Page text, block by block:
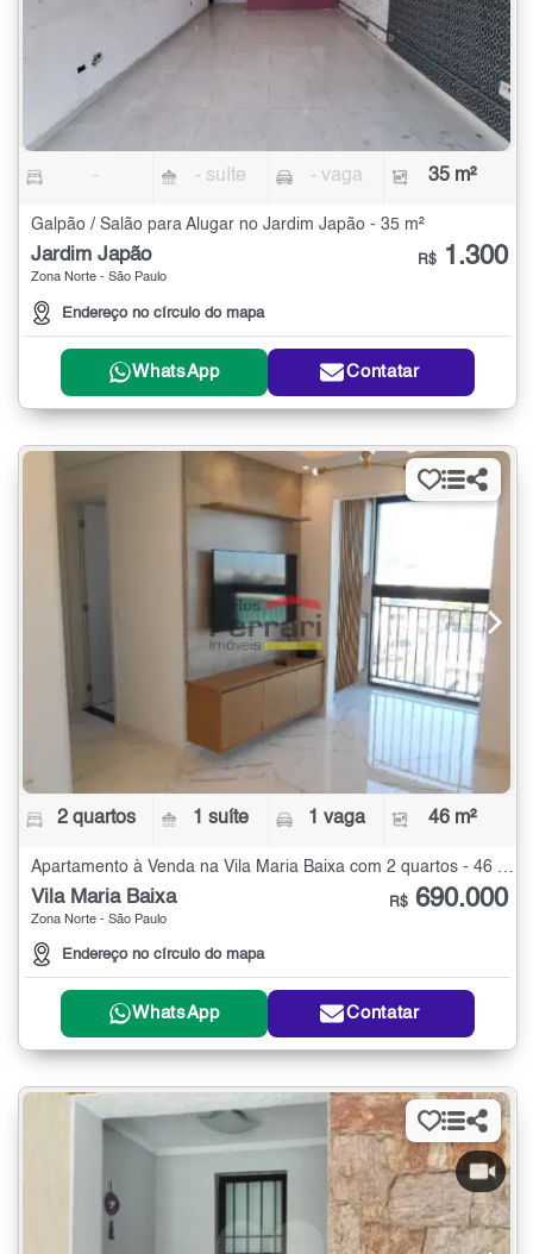
- - suíte - vaga 35 m²
Galpão / Salão para Alugar no Jardim Japão - 35 m²
Jardim Japão
Zona Norte - São Paulo
Endereço no círculo do mapa
R$ 1.300
WhatsApp Contatar
2 quartos 1 suíte 1 vaga 46 m²
Vila Maria Baixa
Zona Norte - São Paulo
Endereço no círculo do mapa
R$ 690.000
WhatsApp Contatar